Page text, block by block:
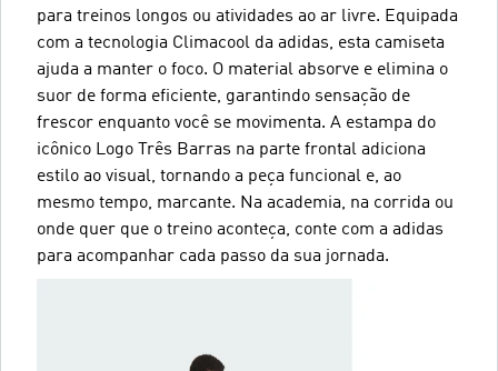
para treinos longos ou atividades ao ar livre. Equipada
com a tecnologia Climacool da adidas, esta camiseta
ajuda a manter o foco. O material absorve e elimina o
suor de forma eficiente, garantindo sensação de
frescor enquanto você se movimenta. A estampa do
icônico Logo Três Barras na parte frontal adiciona
estilo ao visual, tornando a peça funcional e, ao
mesmo tempo, marcante. Na academia, na corrida ou
onde quer que o treino aconteça, conte com a adidas
para acompanhar cada passo da sua jornada.